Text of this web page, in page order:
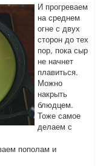
И прогреваем
на среднем
огне с двух
сторон до тех
пор, пока сыр
не начнет
плавиться.
Можно
накрыть
блюдцем.
Тоже самое
делаем с
пополам и